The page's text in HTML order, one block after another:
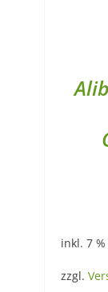
inkl. 7
zzgl.